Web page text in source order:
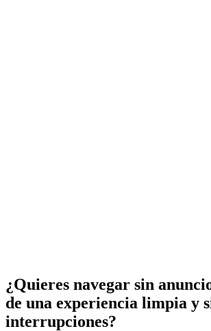
¿Quieres navegar sin
de una experiencia limpia y
interrupciones?